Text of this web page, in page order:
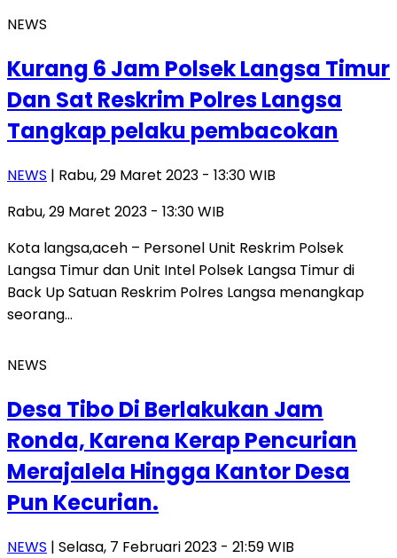
NEWS
Kurang 6 Jam Polsek Langsa Timur
Dan Sat Reskrim Polres Langsa
Tangkap pelaku pembacokan
NEWS | Rabu, 29 Maret 2023 - 13:30 WIB
Rabu, 29 Maret 2023 - 13:30 WIB
Kota langsa,aceh – Personel Unit Reskrim Polsek
Langsa Timur dan Unit Intel Polsek Langsa Timur di
Back Up Satuan Reskrim Polres Langsa menangkap
seorang…
NEWS
Desa Tibo Di Berlakukan Jam
Ronda, Karena Kerap Pencurian
Merajalela Hingga Kantor Desa
Pun Kecurian.
NEWS | Selasa, 7 Februari 2023 - 21:59 WIB